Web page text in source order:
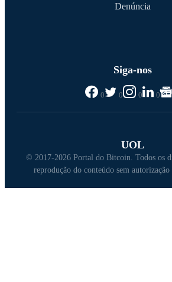
Denúncia
Siga-nos
0 0 0 0
UOL
© 2017-2026 Portal do Bitcoin. Todos os
reprodução do conteúdo sem